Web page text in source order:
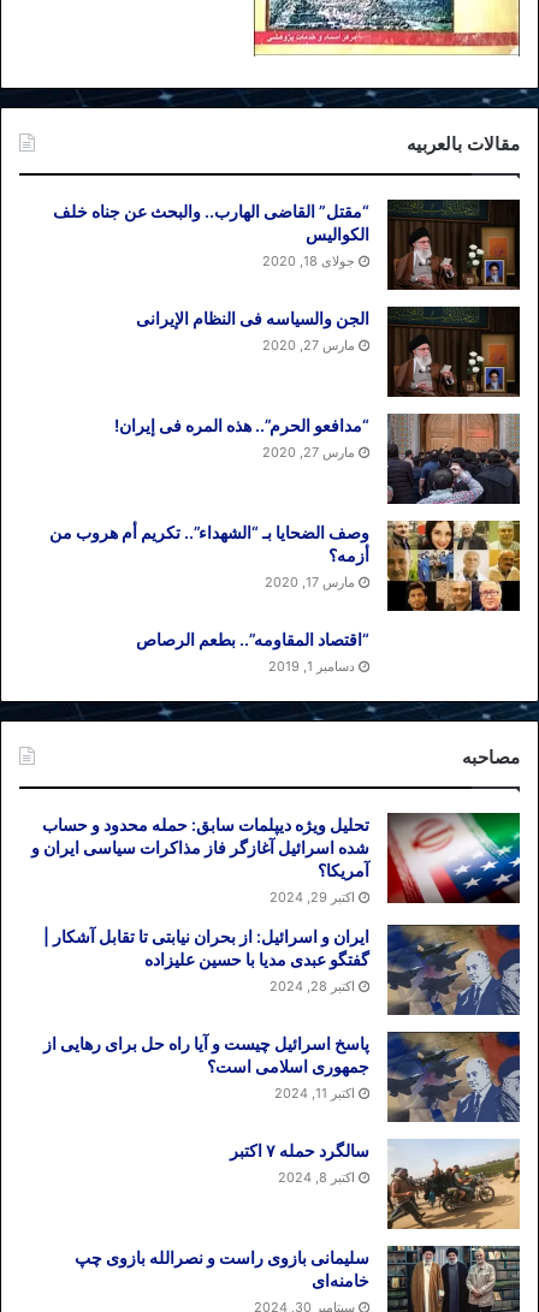
مقالات بالعربیه
“مقتل” القاضی الهارب.. والبحث عن جناه خلف
الکوالیس
جولای 18, 2020
الجن والسیاسه فی النظام اﻹیرانی
مارس 27, 2020
“مدافعو الحرم”.. هذه المره فی إیران!
مارس 27, 2020
وصف الضحایا بـ “الشهداء”.. تکریم أم هروب من
أزمه؟
مارس 17, 2020
“اقتصاد المقاومه”.. بطعم الرصاص
دسامبر 1, 2019
مصاحبه
تحلیل ویژه دیپلمات سابق: حمله محدود و حساب
شده اسرائیل آغازگر فاز مذاکرات سیاسی ایران و
آمریکا؟
اکتبر 29, 2024
ایران و اسرائیل: از بحران نیابتی تا تقابل آشکار |
گفتگو عبدی مدیا با حسین علیزاده
اکتبر 28, 2024
پاسخ اسرائیل چیست و آیا راه حل برای رهایی از
جمهوری اسلامی است؟
اکتبر 11, 2024
سالگرد حمله ۷ اکتبر
اکتبر 8, 2024
سلیمانی بازوی راست و نصرالله بازوی چپ
خامنه‌ای
سپتامبر 30, 2024